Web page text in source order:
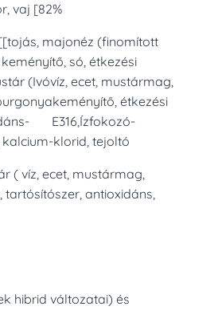
vaj [82%
majonéz (finomított
só, étkezési
(Ivóvíz, ecet, mustármag,
étkezési
E316,Ízfokozó-
klorid, tejoltó
( víz, ecet, mustármag,
antioxidáns,
hibrid változatai) és